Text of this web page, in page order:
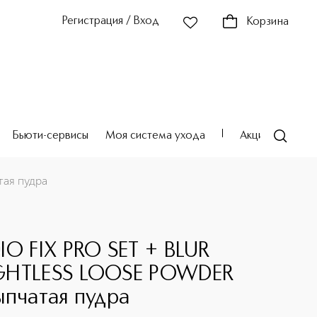
Регистрация / Вход Корзина
Бьюти-сервисы Моя система ухода Акции
пудра
FIX PRO SET + BLUR
LOOSE POWDER
пудра